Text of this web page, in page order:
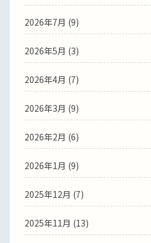
2026年7月 (9)
2026年5月 (3)
2026年4月 (7)
2026年3月 (9)
2026年2月 (6)
2026年1月 (9)
2025年12月 (7)
2025年11月 (13)